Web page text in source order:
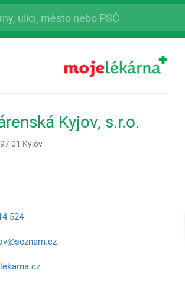
Kyjov, s.r.o.
01 Kyjov
524